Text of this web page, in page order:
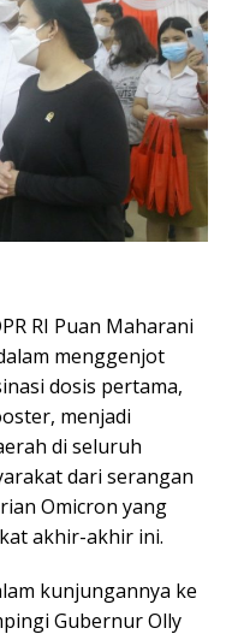
RI Puan Maharani
menggenjot
dosis pertama,
menjadi
di seluruh
dari serangan
Omicron yang
akhir-akhir ini.
kunjungannya ke
Gubernur Olly